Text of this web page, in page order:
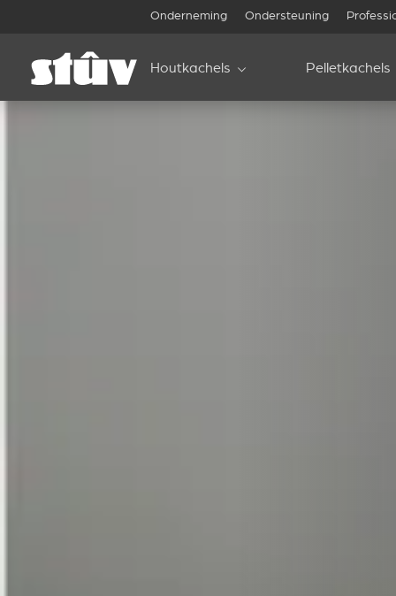
Onderneming Ondersteuning
Houtkachels Pelletkachels